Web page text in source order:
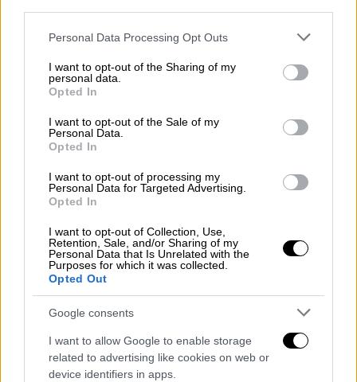
Please note that this website/app uses one or more Google
not limited to your visit or usage behaviour. You may click to
grant or deny consent to Google and its third-party tags to
use your data for below specified purposes in below Google
consent section.
Personal Data Processing Opt Outs
I want to opt-out of the Sharing of my
personal data.
Opted In
I want to opt-out of the Sale of my
Personal Data.
Opted In
I want to opt-out of processing my
Personal Data for Targeted Advertising.
Opted In
I want to opt-out of Collection, Use,
Retention, Sale, and/or Sharing of my
Personal Data that Is Unrelated with the
Purposes for which it was collected.
Opted Out
Google consents
I want to allow Google to enable storage
related to advertising like cookies on web or
device identifiers in apps.
οικογένειά του, τη σύζυγό του, τα δυο του
παιδιά.
κατήγγειλαν ένα -όπως φαίνεται- κατ’
εξακολούθηση
Οφείλουμε να σταθούμε στο πλάι τους. Η
κοινωνία της Νισύρου το απέδειξε στην
πράξη.
Οφείλει και ηπολιτείανα παράσχει
ψυχολογική υποστήριξη στους
προστατεύσει νομικά.
Στο πρώτο σκέλος, ήδη εθελοντές
ψυχολόγοι / ψυχοθεραπευτές του
συνδράμουν. Το δεύτερο είναι απόφαση της
κυβέρνησης.
Εμείς, ως αξιωματική αντιπολίτευση,
στεκόμαστε πλάι στο δίκιο. Σθεναρά.